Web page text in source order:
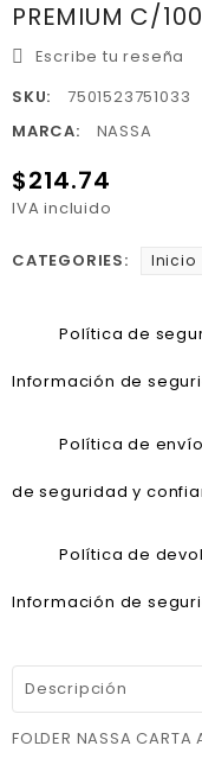
PREMIUM C/
Escribe tu reseña
SKU:
7501523751033
MARCA:
NASSA
$214.74
IVA incluido
CATEGORIES: Inicio
Política de
Información de
Política de
de seguridad y
Política de
Información de
Descripción
FOLDER NASSA